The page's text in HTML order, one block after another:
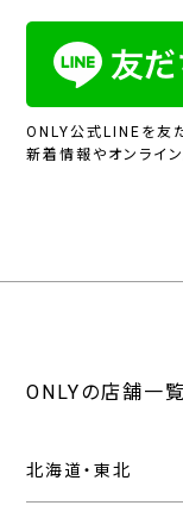
ONLY公式LINEを友
新着情報やオンライ
ONLYの店舗一覧
北海道・東北